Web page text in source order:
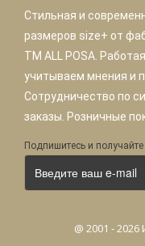
Стильная и
размеров size+ от
TM ALL POSA.
учитываем мнения и
Сотрудничество по
заказы. Розничные
Подпишитесь и
@ 2001 -